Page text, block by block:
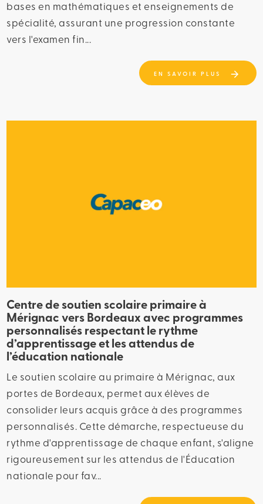
bases en mathématiques et enseignements de
spécialité, assurant une progression constante
vers l'examen fin...
EN SAVOIR PLUS
Centre de soutien scolaire primaire à
Mérignac vers Bordeaux avec programmes
personnalisés respectant le rythme
d’apprentissage et les attendus de
l’éducation nationale
Le soutien scolaire au primaire à Mérignac, aux
portes de Bordeaux, permet aux élèves de
consolider leurs acquis grâce à des programmes
personnalisés. Cette démarche, respectueuse du
rythme d'apprentissage de chaque enfant, s'aligne
rigoureusement sur les attendus de l'Éducation
nationale pour fav...